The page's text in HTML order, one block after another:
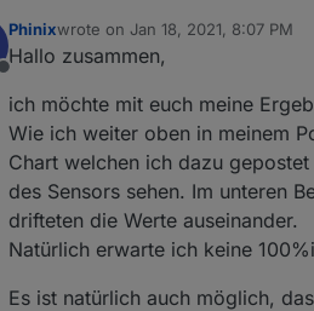
So sieht das bei mir
Offline
Phinixwrote on Jan 18, 2021, 8:07 PM
last edited by
Hallo zusammen,
ich möchte mit euch meine
Wie ich weiter oben in meinem
Chart welchen ich dazu
des Sensors sehen. Im unteren
drifteten die Werte auseinander.
Natürlich erwarte ich keine
Es ist natürlich auch möglich,